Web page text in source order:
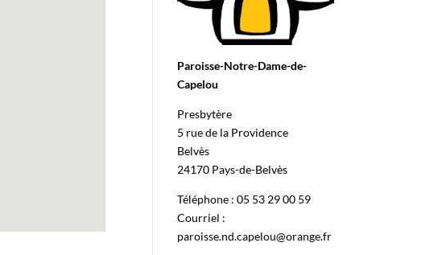
Paroisse-Notre-Dame-de-
Capelou
Presbytère
5 rue de la Providence
Belvès
24170 Pays-de-Belvès
Téléphone : 05 53 29 00 59
Courriel :
paroisse.nd.capelou@orange.fr